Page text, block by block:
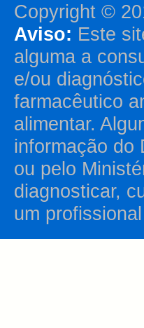
Copyright ©
Aviso: Este
alguma a
e/ou
farmacêutico
alimentar.
informação do
ou pelo
diagnosticar,
um